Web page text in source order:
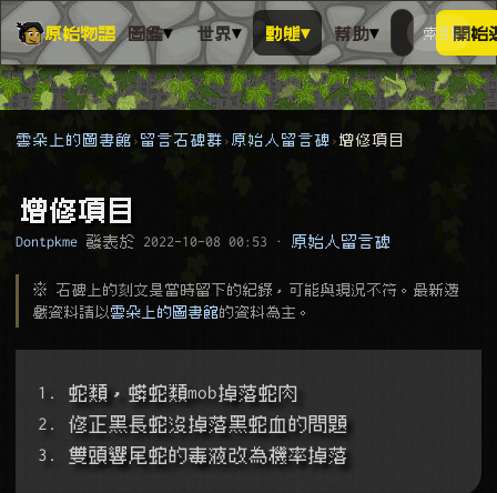
原始物語 圖鑑▾ 世界▾ 動態▾ 幫助▾
搜尋萬物
搜人物、
索引開始
雲朵上的圖書館 留言石碑群 原始人留言碑 增修項目
增修項目
Dontpkme 發表於 2022-10-08 00:53 · 原始人留言碑
※ 石碑上的刻文是當時留下的紀錄，可能與現況不符。最新遊
戲資料請以 雲朵上的圖書館的資料為主。
1. 蛇類，蟒蛇類mob掉落蛇肉
2. 修正黑長蛇沒掉落黑蛇血的問題
3. 雙頭響尾蛇的毒液改為機率掉落